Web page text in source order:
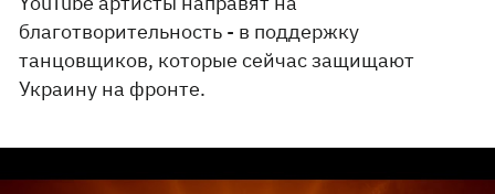
благотворительность - в поддержку
танцовщиков, которые сейчас защищают
Украину на фронте.